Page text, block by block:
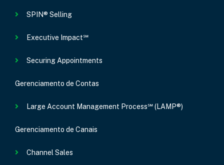
SPIN® Selling
Executive Impact℠
Securing Appointments
Gerenciamento de Contas
Large Account Management Process℠ (LAMP®)
Gerenciamento de Canais
Channel Sales